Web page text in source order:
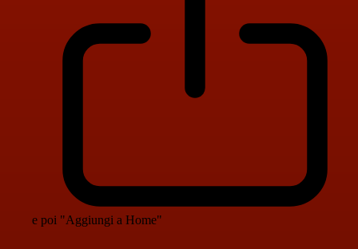
e poi "Aggiungi a Home"